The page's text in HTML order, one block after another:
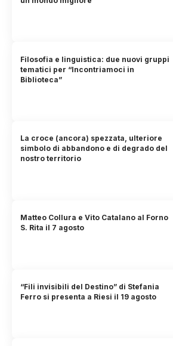
Filosofia e linguistica: due nuovi gruppi
tematici per “Incontriamoci in
Biblioteca”
La croce (ancora) spezzata, ulteriore
simbolo di abbandono e di degrado del
nostro territorio
Matteo Collura e Vito Catalano al Forno
S. Rita il 7 agosto
“Fili invisibili del Destino” di Stefania
Ferro si presenta a Riesi il 19 agosto